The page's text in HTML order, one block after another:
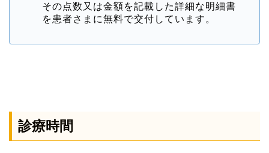
その点数又は金額を記載した詳細な明細書
を患者さまに無料で交付しています。
診療時間